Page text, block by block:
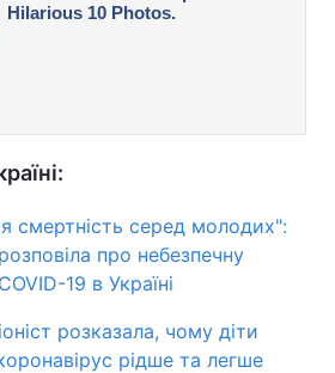
смертність серед молодих":
про небезпечну
19 в Україні
розказала, чому діти
рідше та легше